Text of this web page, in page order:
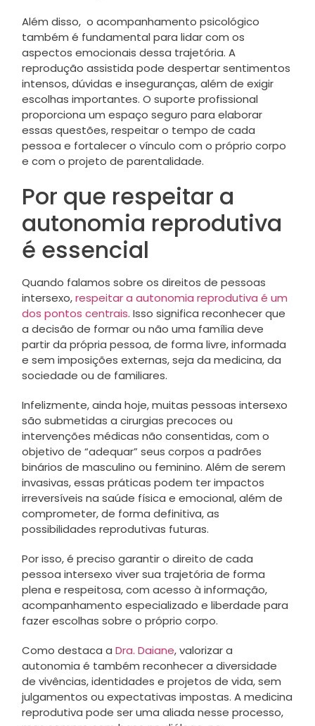
Além disso, o acompanhamento psicológico
também é fundamental para lidar com os
aspectos emocionais dessa trajetória. A
reprodução assistida pode despertar sentimentos
intensos, dúvidas e inseguranças, além de exigir
escolhas importantes. O suporte profissional
proporciona um espaço seguro para elaborar
essas questões, respeitar o tempo de cada
pessoa e fortalecer o vínculo com o próprio corpo
e com o projeto de parentalidade.
Por que respeitar a
autonomia reprodutiva
é essencial
Quando falamos sobre os direitos de pessoas
intersexo,respeitar a autonomia reprodutiva é um
dos pontos centrais. Isso significa reconhecer que
a decisão de formar ou não uma família deve
partir da própria pessoa, de forma livre, informada
e sem imposições externas, seja da medicina, da
sociedade ou de familiares.
Infelizmente, ainda hoje, muitas pessoas intersexo
são submetidas a cirurgias precoces ou
intervenções médicas não consentidas, com o
objetivo de “adequar” seus corpos a padrões
binários de masculino ou feminino. Além de serem
invasivas, essas práticas podem ter impactos
irreversíveis na saúde física e emocional, além de
comprometer, de forma definitiva, as
possibilidades reprodutivas futuras.
Por isso, é preciso garantir o direito de cada
pessoa intersexo viver sua trajetória de forma
plena e respeitosa, com acesso à informação,
acompanhamento especializado e liberdade para
fazer escolhas sobre o próprio corpo.
Como destaca a Dra. Daiane, valorizar a
autonomia é também reconhecer a diversidade
de vivências, identidades e projetos de vida, sem
julgamentos ou expectativas impostas. A medicina
reprodutiva pode ser uma aliada nesse processo,